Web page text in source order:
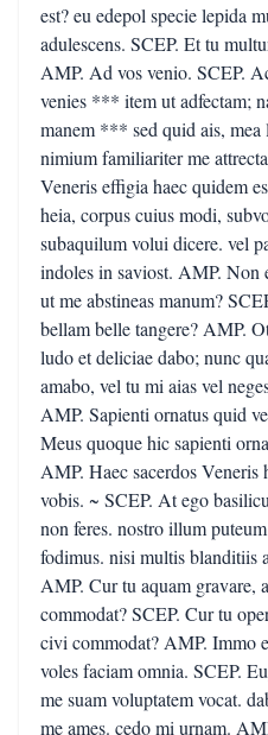
est? eu edepol specie lepida
adulescens. SCEP. Et tu
AMP. Ad vos venio. SCEP.
venies *** item ut adfectam;
manem *** sed quid ais,
nimium familiariter me
Veneris effigia haec quidem
heia, corpus cuius modi,
subaquilum volui dicere. vel
indoles in saviost. AMP. Non
ut me abstineas manum?
bellam belle tangere? AMP.
ludo et deliciae dabo; nunc
amabo, vel tu mi aias vel
AMP. Sapienti ornatus quid
Meus quoque hic sapienti
AMP. Haec sacerdos Veneris
vobis. ~ SCEP. At ego
non feres. nostro illum
fodimus. nisi multis blanditiis
AMP. Cur tu aquam gravare,
commodat? SCEP. Cur tu
civi commodat? AMP. Immo
voles faciam omnia. SCEP.
me suam voluptatem vocat.
me ames. cedo mi urnam.